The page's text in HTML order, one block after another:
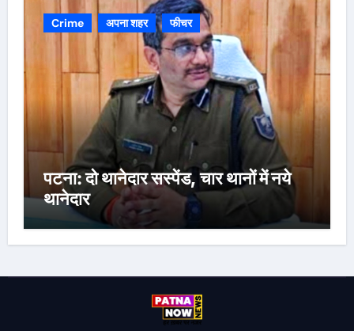
Crime अपना शहर फीचर
पटना: दो थानेदार सस्पेंड, चार थानों में नये
थानेदार